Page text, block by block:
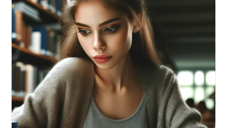
Viele
Aufgeben,
Kurz
Bevor
Es
Wirklich
Losgeht